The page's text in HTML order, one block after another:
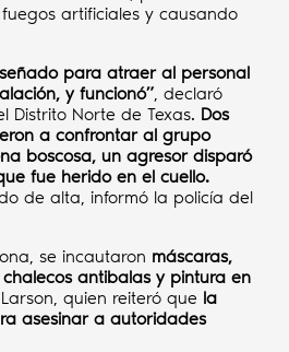
artificiales y causando
para atraer al personal
y funcionó”, declaró
Distrito Norte de Texas. Dos
a confrontar al grupo
boscosa, un agresor disparó
fue herido en el cuello.
de alta, informó la policía del
se incautaron máscaras,
antibalas y pintura en
quien reiteró que la
asesinar a autoridades